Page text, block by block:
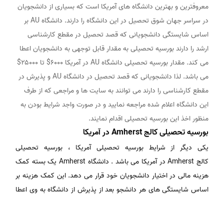
معروفترین و بهترین دانشگاه های آمریکا است که بسیاری از دانشجویان
در سراسر جهان شوق تحصیل در این دانشگاه را دارند. دانشگاه AU بر
اساس شایستگی دانشجویانی که قصد تحصیل در مقطع کارشناسی
ارشد را دارند بورسیه تحصیلی به مقدار قابل توجهی به دانشجویان اعطا
می کند. مقدار بورسیه تحصیلی دانشگاه AU در آمریکا ۶۰۰۰$ تا ۲۵۰۰۰$
می باشد. لذا دانشجویانی که قصد تحصیل در دانشگاه AU و پذیرش در
مقطع کارشناسی را دارند می توانند به سایت ها و مراجعی که از طرف
این دانشگاه اعلام شده مراجعه نمایید و در صورت واجد شرایط بودن به
منظور اخذ این بورسیه تحصیلی اقدام نمایند.
بورسیه تحصیلی کالج Amherst در آمریکا
یکی دیگر از شرایط بورسیه تحصیلی آمریکا ، بورسیه تحصیلی
کالج Amherst در آمریکا می باشد . دانشگاه Amherst یک بسته کمک
هزینه مالی در اختیار دانشجویان خود قرار می دهد. این کمک هزینه بر
اساس شایستگی های هر دانشجو بعد از پذیرش از دانشگاه به وی اعطا